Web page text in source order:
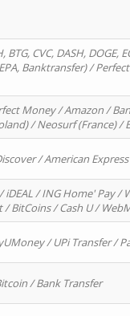
CVC, DASH, DOGE,
Banktransfer) /
Money / Amazon /
/ Neosurf (France) /
/ American
/ ING Home' Pay /
BitCoins / Cash U /
/ UPi Transfer /
/ Bank Transfer